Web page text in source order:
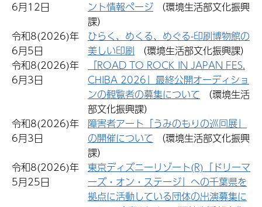
6月12日
ント情報ページ
課）
令和8(2026)年
6月5日
ひらく、めくる、めぐる-印刷博物館の
美しい印刷
（環境生活部文化振興課）
令和8(2026)年
6月3日
「ROAD TO ROCK IN JAPAN FES.
CHIBA 2026」最終公開オーディショ
ンの観覧者の募集について
部文化振興課）
令和8(2026)年
6月3日
障害者アート「うみのもりの巡回展」
の開催について
課）
令和8(2026)年
5月25日
東京ディズニーリゾート(R)「ドリーマ
ーズ・オン・ステージ」への千葉県を
拠点に活動している団体の出演募集に